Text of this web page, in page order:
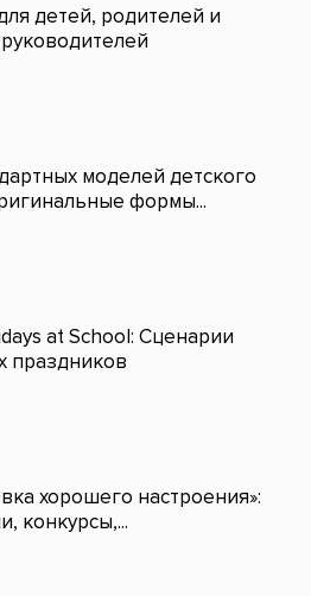
детей, родителей и
моделей детского
формы...
at School: Сценарии
праздников
хорошего настроения»:
конкурсы,...